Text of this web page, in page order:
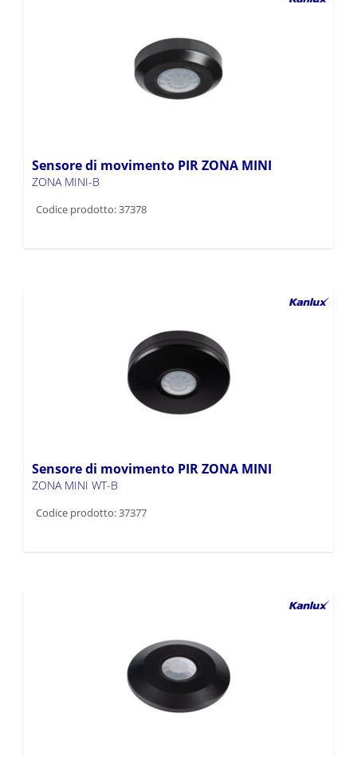
Sensore di movimento PIR ZONA MINI
ZONA MINI-B
Codice prodotto: 37378
Sensore di movimento PIR ZONA MINI
ZONA MINI WT-B
Codice prodotto: 37377